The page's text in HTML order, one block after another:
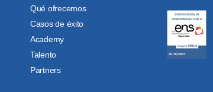
Qué ofrecemos
Casos de éxito
Academy
Talento
Partners